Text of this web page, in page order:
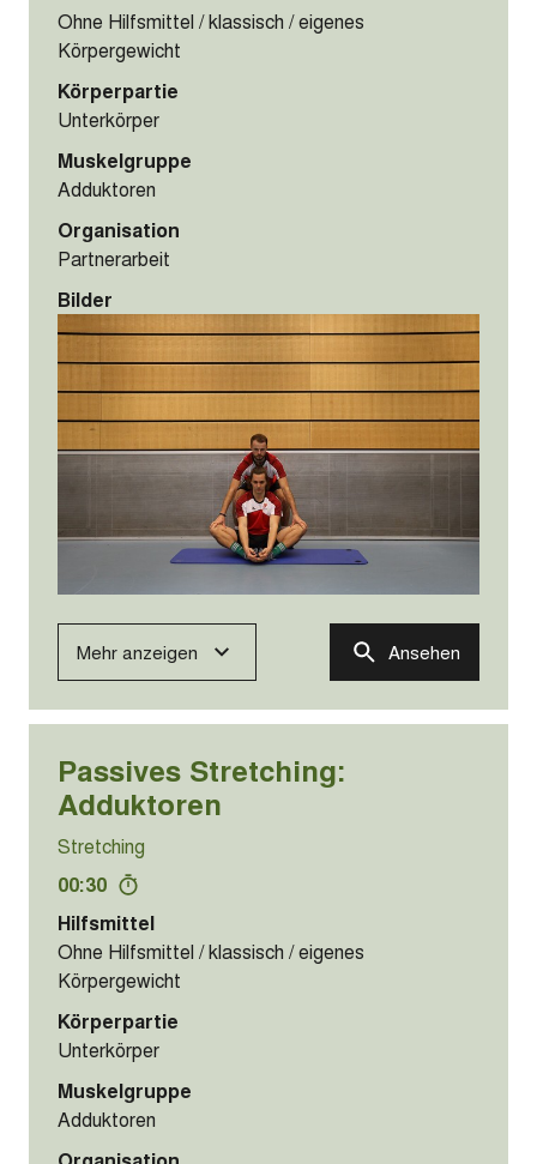
Ohne Hilfsmittel / klassisch / eigenes
Körpergewicht
Körperpartie
Unterkörper
Muskelgruppe
Adduktoren
Organisation
Partnerarbeit
Bilder
Mehr anzeigen Ansehen
Passives Stretching:
Adduktoren
Stretching
00:30
Hilfsmittel
Ohne Hilfsmittel / klassisch / eigenes
Körpergewicht
Körperpartie
Unterkörper
Muskelgruppe
Adduktoren